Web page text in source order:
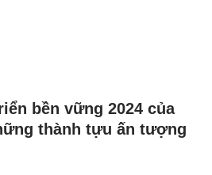
bền vững 2024 của
thành tựu ấn tượng